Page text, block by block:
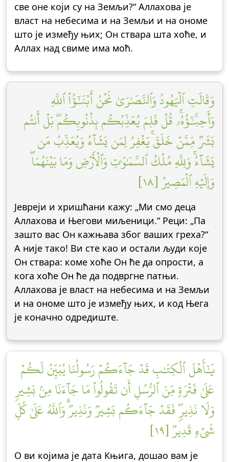
све оне који су на Земљи?“ Аллахова је
власт на небесима и на Земљи и на ономе
што је између њих; Он ствара шта хоће, и
Аллах над свиме има моћ.
وَقَالَتِ ٱلۡيَهُودُ وَٱلنَّصَٰرَىٰ نَحۡنُ أَبۡنَٰٓؤُاْ ٱللَّهِ
وَأَحِبَّٰٓؤُهُۥۚ قُلۡ فَلِمَ يُعَذِّبُكُم بِذُنُوبِكُمۖ بَلۡ أَنتُم
بَشَرٞ مِّمَّنۡ خَلَقَۚ يَغۡفِرُ لِمَن يَشَآءُ وَيُعَذِّبُ مَن
يَشَآءُۚ وَلِلَّهِ مُلۡكُ ٱلسَّمَٰوَٰتِ وَٱلۡأَرۡضِ وَمَا بَيۡنَهُمَاۖ
وَإِلَيۡهِ ٱلۡمَصِيرُ [١٨]
Јевреји и хришћани кажу: „Ми смо деца
Аллахова и Његови миљеници.“ Реци: „Па
зашто вас Он кажњава због ваших греха?“
А није тако! Ви сте као и остали људи које
Он ствара: коме хоће Он ће да опрости, а
кога хоће Он ће да подвргне патњи.
Аллахова је власт на небесима и на Земљи
и на ономе што је између њих, и код Њега
је коначно одредиште.
يَٰٓأَهۡلَ ٱلۡكِتَٰبِ قَدۡ جَآءَكُمۡ رَسُولُنَا يُبَيِّنُ لَكُمۡ
عَلَىٰ فَتۡرَةٖ مِّنَ ٱلرُّسُلِ أَن تَقُولُواْ مَا جَآءَنَا مِنۢ بَشِيرٖ
وَلَا نَذِيرٖۖ فَقَدۡ جَآءَكُم بَشِيرٞ وَنَذِيرٞۗ وَٱللَّهُ عَلَىٰ كُلِّ
شَيۡءٖ قَدِيرٞ [١٩]
О ви којима је дата Књига, дошао вам је